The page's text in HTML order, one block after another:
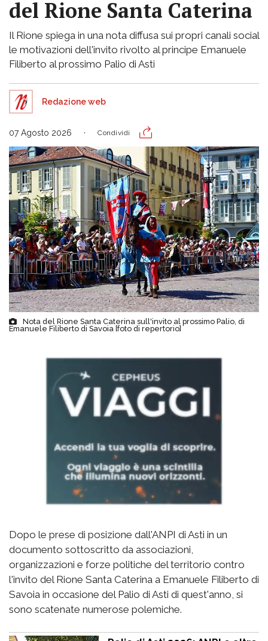
del Rione Santa Caterina
Il Rione spiega in una nota diffusa sui propri canali social
le motivazioni dell'invito rivolto al principe Emanuele
Filiberto al prossimo Palio di Asti
Redazione web
07 Agosto 2026 Condividi
Nota del Rione Santa Caterina sull'invito al prossimo Palio, di
Emanuele Filiberto di Savoia [foto di repertorio]
Dopo le prese di posizione dall'ANPI di Asti in un
documento sottoscritto da associazioni,
organizzazioni e forze politiche del territorio contro
l'invito del Rione Santa Caterina a Emanuele Filiberto di
Savoia in occasione del Palio di Asti di quest'anno, si
sono scatenate numerose polemiche.